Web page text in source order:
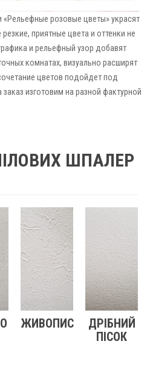
розовые цветы» украсят
приятные цвета и оттенки не
и рельефный узор добавят
комнатах, визуально расширят
цветов подойдет под
изготовим на разной фактурной
ШПАЛЕР
ЖИВОПИС
ДРІБНИЙ
ПІСОК